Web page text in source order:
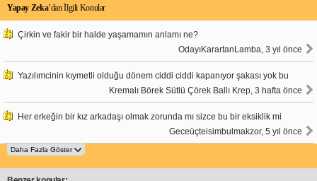
Yapay Zeka’dan İlgili Konular
Çirkin ve fakir bir halde yaşamamın anlamı ne?
OdayıKarartanLamba, 3 yıl önce
Yazılımcinin kıymetli olduğu dönem ciddi ciddi kapanıyor şakası yok bu
Kremalı Börek Sütlü Çörek Ballı Krep, 3 hafta önce
Her erkeğin bir kız arkadaşı olmak zorunda mı sizce bu bir eksiklik mi
Geceüçteisimbulmakzor, 5 yıl önce